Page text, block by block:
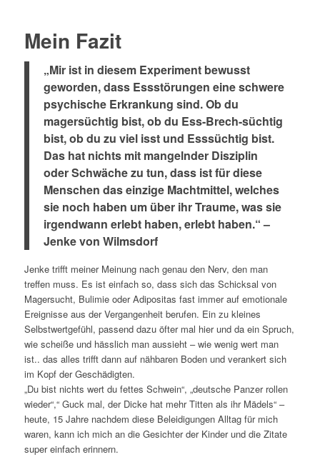
Mein Fazit
„Mir ist in diesem Experiment bewusst
geworden, dass Essstörungen eine schwere
psychische Erkrankung sind. Ob du
magersüchtig bist, ob du Ess-Brech-süchtig
bist, ob du zu viel isst und Esssüchtig bist.
Das hat nichts mit mangelnder Disziplin
oder Schwäche zu tun, dass ist für diese
Menschen das einzige Machtmittel, welches
sie noch haben um über ihr Traume, was sie
irgendwann erlebt haben, erlebt haben.“ –
Jenke von Wilmsdorf
Jenke trifft meiner Meinung nach genau den Nerv, den man
treffen muss. Es ist einfach so, dass sich das Schicksal von
Magersucht, Bulimie oder Adipositas fast immer auf emotionale
Ereignisse aus der Vergangenheit berufen. Ein zu kleines
Selbstwertgefühl, passend dazu öfter mal hier und da ein Spruch,
wie scheiße und hässlich man aussieht – wie wenig wert man
ist.. das alles trifft dann auf nähbaren Boden und verankert sich
im Kopf der Geschädigten.
„Du bist nichts wert du fettes Schwein“, „deutsche Panzer rollen
wieder“,“ Guck mal, der Dicke hat mehr Titten als ihr Mädels“ –
heute, 15 Jahre nachdem diese Beleidigungen Alltag für mich
waren, kann ich mich an die Gesichter der Kinder und die Zitate
super einfach erinnern.